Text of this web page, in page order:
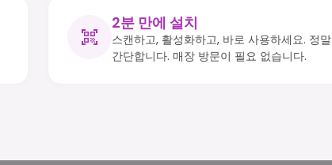
2분 만에 설치
스캔하고, 활성화하고, 바로 사용하세요. 정말
간단합니다. 매장 방문이 필요 없습니다.